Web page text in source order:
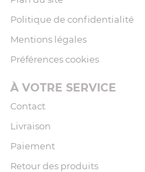
Politique de confidentialité
Mentions légales
Préférences cookies
À VOTRE SERVICE
Contact
Livraison
Paiement
Retour des produits